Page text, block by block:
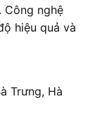
Công nghệ
hiệu quả và
Trưng, Hà